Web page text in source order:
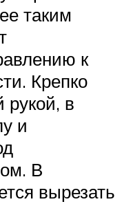
таким
к
Крепко
рукой, в
и
В
вырезать